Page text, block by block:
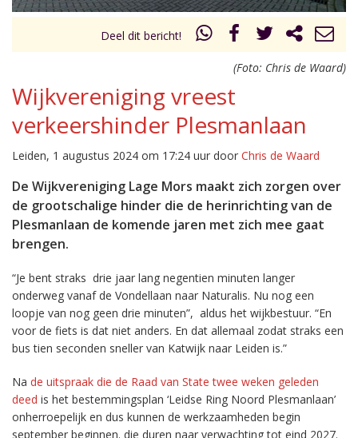
Deel dit bericht!
(Foto: Chris de Waard)
Wijkvereniging vreest
verkeershinder Plesmanlaan
Leiden, 1 augustus 2024 om 17:24 uur door Chris de Waard
De Wijkvereniging Lage Mors maakt zich zorgen over
de grootschalige hinder die de herinrichting van de
Plesmanlaan de komende jaren met zich mee gaat
brengen.
“Je bent straks drie jaar lang negentien minuten langer
onderweg vanaf de Vondellaan naar Naturalis. Nu nog een
loopje van nog geen drie minuten”, aldus het wijkbestuur. “En
voor de fiets is dat niet anders. En dat allemaal zodat straks een
bus tien seconden sneller van Katwijk naar Leiden is.”
Na de uitspraak die de Raad van State twee weken geleden
deed is het bestemmingsplan ‘Leidse Ring Noord Plesmanlaan’
onherroepelijk en dus kunnen de werkzaamheden begin
september beginnen. die duren naar verwachting tot eind 2027.